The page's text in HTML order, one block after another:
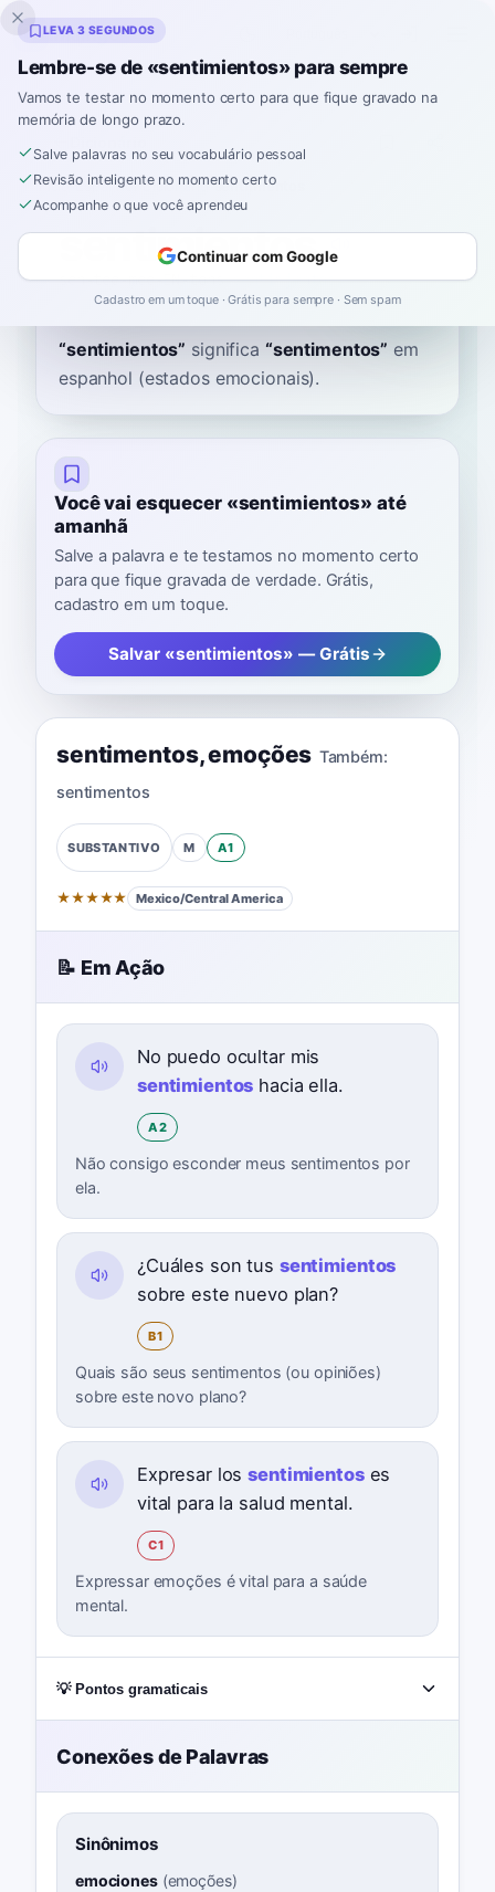
Inklingo
Início›Espanhol›Dicionário›sentimientos
sentimientos
sen-tee-mee-EN-tohs sentimjentos
“sentimientos” significa “sentimentos” em
espanhol (estados emocionais).
Você vai esquecer «sentimientos» até
amanhã
Salve a palavra e te testamos no momento certo
para que fique gravada de verdade. Grátis,
cadastro em um toque.
Salvar «sentimientos» — Grátis
sentimentos,emoções Também:
sentimentos
SUBSTANTIVO M A1
★★★★★ Mexico/Central America
📝 Em Ação
No puedo ocultar mis
sentimientos hacia ella.
A2
Não consigo esconder meus sentimentos por
ela.
¿Cuáles son tus sentimientos
sobre este nuevo plan?
B1
Quais são seus sentimentos (ou opiniões)
sobre este novo plano?
Expresar lossentimientoses
vital para la salud mental.
C1
Expressar emoções é vital para a saúde
mental.
💡 Pontos gramaticais
Conexões de Palavras
Sinônimos
emociones(emoções)
LEVA 3 SEGUNDOS
Lembre-se de «sentimientos» para sempre
Vamos te testar no momento certo para que fique gravado na
memória de longo prazo.
Salve palavras no seu vocabulário pessoal
Revisão inteligente no momento certo
Acompanhe o que você aprendeu
Continuar com Google
Cadastro em um toque · Grátis para sempre · Sem spam